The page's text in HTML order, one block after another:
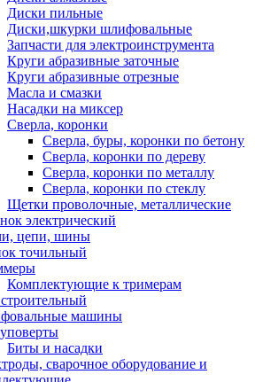
Диски пильные
Диски,шкурки шлифовальные
Запчасти для электроинструмента
Круги абразивные заточные
Круги абразивные отрезные
Масла и смазки
Насадки на миксер
Сверла, коронки
Сверла, буры, коронки по бетону
Сверла, коронки по дереву
Сверла, коронки по металлу
Сверла, коронки по стеклу
Щетки проволочные, металлические
электрический
цепи, шины
точильный
Комплектующие к тримерам
машины
Биты и насадки
сварочное оборудование и